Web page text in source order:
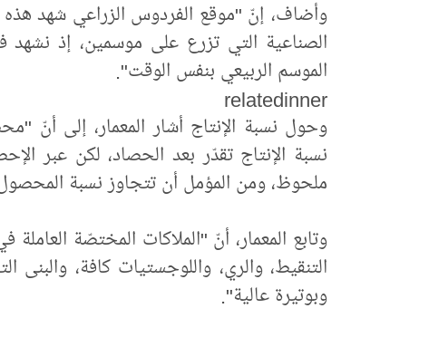
وأضاف، إنّ "موقع الفردوس الزراعي شهد هذه
الصناعية التي تزرع على موسمين، إذ
الموسم الربيعي بنفس الوقت".
relatedinner
وحول نسبة الإنتاج أشار المعمار، إلى
نسبة الإنتاج تقدّر بعد الحصاد، لكن عبر
ملحوظ، ومن المؤمل أن تتجاوز نسبة المحصول لهذا العام (4)
وتابع المعمار، أنّ "الملاكات المختصّة
التنقيط، والري، واللوجستيات كافة،
وبوتيرة عالية".